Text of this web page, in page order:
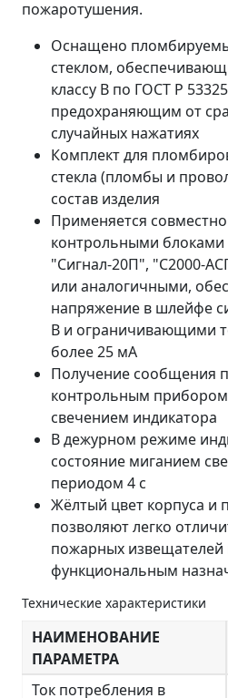
пожаротушения.
Оснащено
стеклом,
классу В по ГОСТ Р
предохраняющим от
случайных нажатиях
Комплект для
стекла (пломбы и
состав изделия
Применяется
контрольными блоками
"Сигнал-20П", "С2000-
или аналогичными,
напряжение в шлейфе
В и ограничивающими
более 25 мА
Получение сообщения
контрольным прибором
свечением индикатора
В дежурном режиме
состояние миганием
периодом 4 с
Жёлтый цвет корпуса и
позволяют легко
пожарных извещателей
функциональным
Технические характеристики
НАИМЕНОВАНИЕ
ПАРАМЕТРА
Ток потребления в